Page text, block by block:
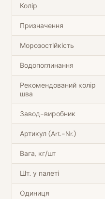
Колір
Призначення
Морозостійкість
Водопоглинання
Рекомендований колір
шва
Завод-виробник
Артикул (Art.-Nr.)
Вага, кг/шт
Шт. у палеті
Одиниця